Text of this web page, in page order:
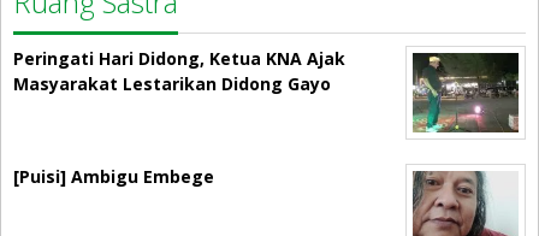
Peringati Hari Didong, Ketua KNA Ajak
Masyarakat Lestarikan Didong Gayo
[Puisi] Ambigu Embege